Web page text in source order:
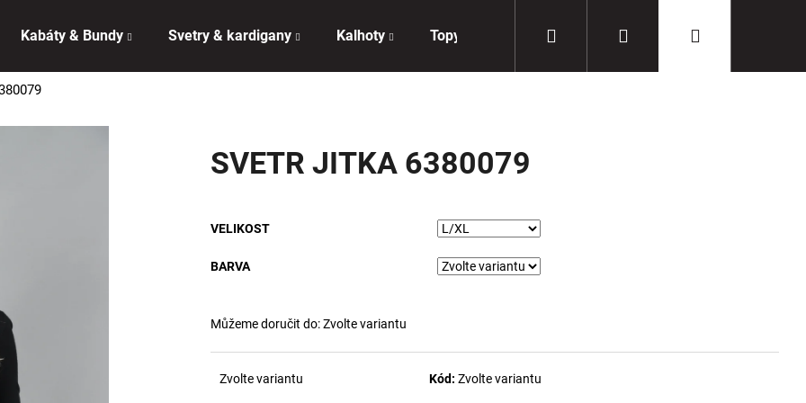
Kabáty & Bundy Svetry & kardigany Kalhoty Topy Doplňky Přihlášení
SVETR JITKA 6380079
VELIKOST
BARVA
Můžeme doručit do:Zvolte variantu
Zvolte variantu Kód: Zvolte variantu
Co potřebujete najít?
HLEDAT